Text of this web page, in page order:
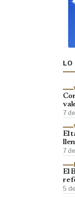
LO
7
El
7
El
5